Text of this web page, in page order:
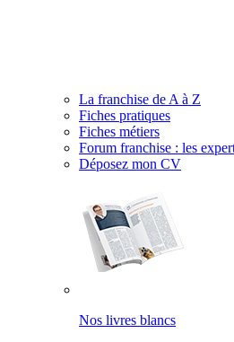
La franchise de A à Z
Fiches pratiques
Fiches métiers
Forum franchise : les
Déposez mon CV
Nos livres blancs